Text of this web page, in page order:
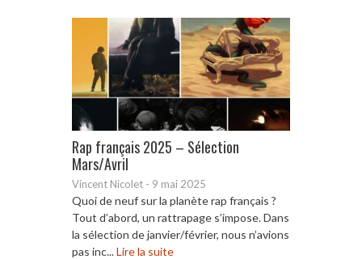
Rap français 2025 – Sélection
Mars/Avril
Vincent Nicolet - 9 mai 2025
Quoi de neuf sur la planète rap français ?
Tout d’abord, un rattrapage s’impose. Dans
la sélection de janvier/février, nous n’avions
pas inc...Lire la suite